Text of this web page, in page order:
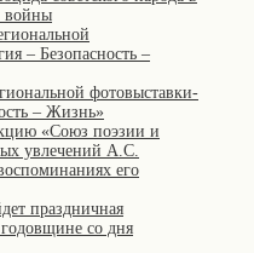
войны
– Безопасность –
фотовыставки-
– Жизнь»
«Союз поэзии и
увлечений А.С.
его
праздничная
со дня